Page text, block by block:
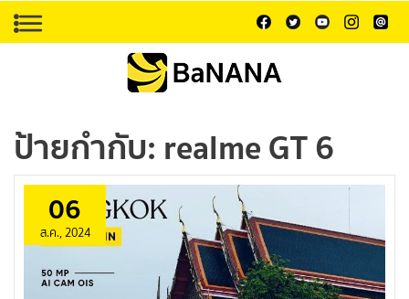
ป้ายกำกับ: realme GT 6
06
ส.ค., 2024